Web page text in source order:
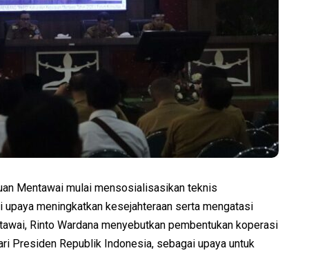
Mentawai mulai mensosialisasikan teknis
meningkatkan kesejahteraan serta mengatasi
Rinto Wardana menyebutkan pembentukan koperasi
Presiden Republik Indonesia, sebagai upaya untuk